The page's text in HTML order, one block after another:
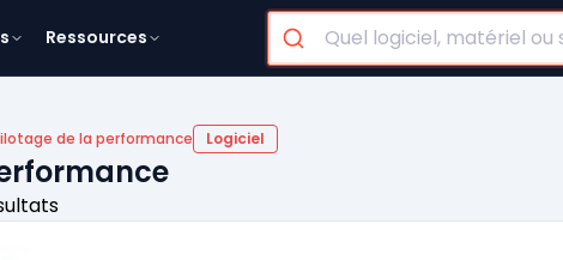
Ressources
de la performance Logiciel